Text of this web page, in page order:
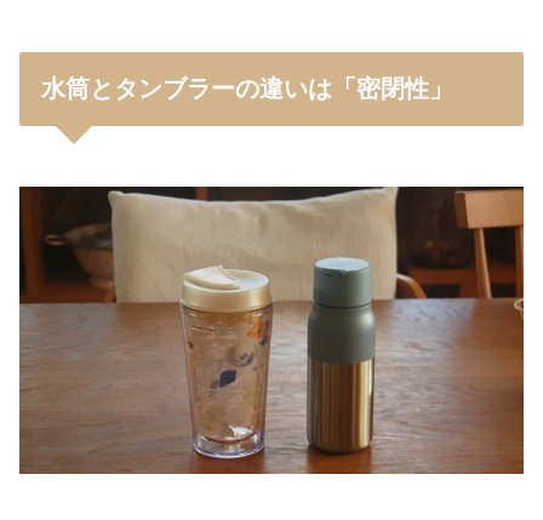
水筒とタンブラーの違いは「密閉性」